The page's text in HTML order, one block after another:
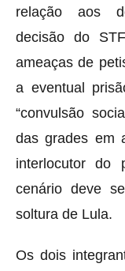
relação aos
decisão do
ameaças de
a eventual
“convulsão
das grades em
interlocutor do
cenário deve
soltura de Lula.
Os dois